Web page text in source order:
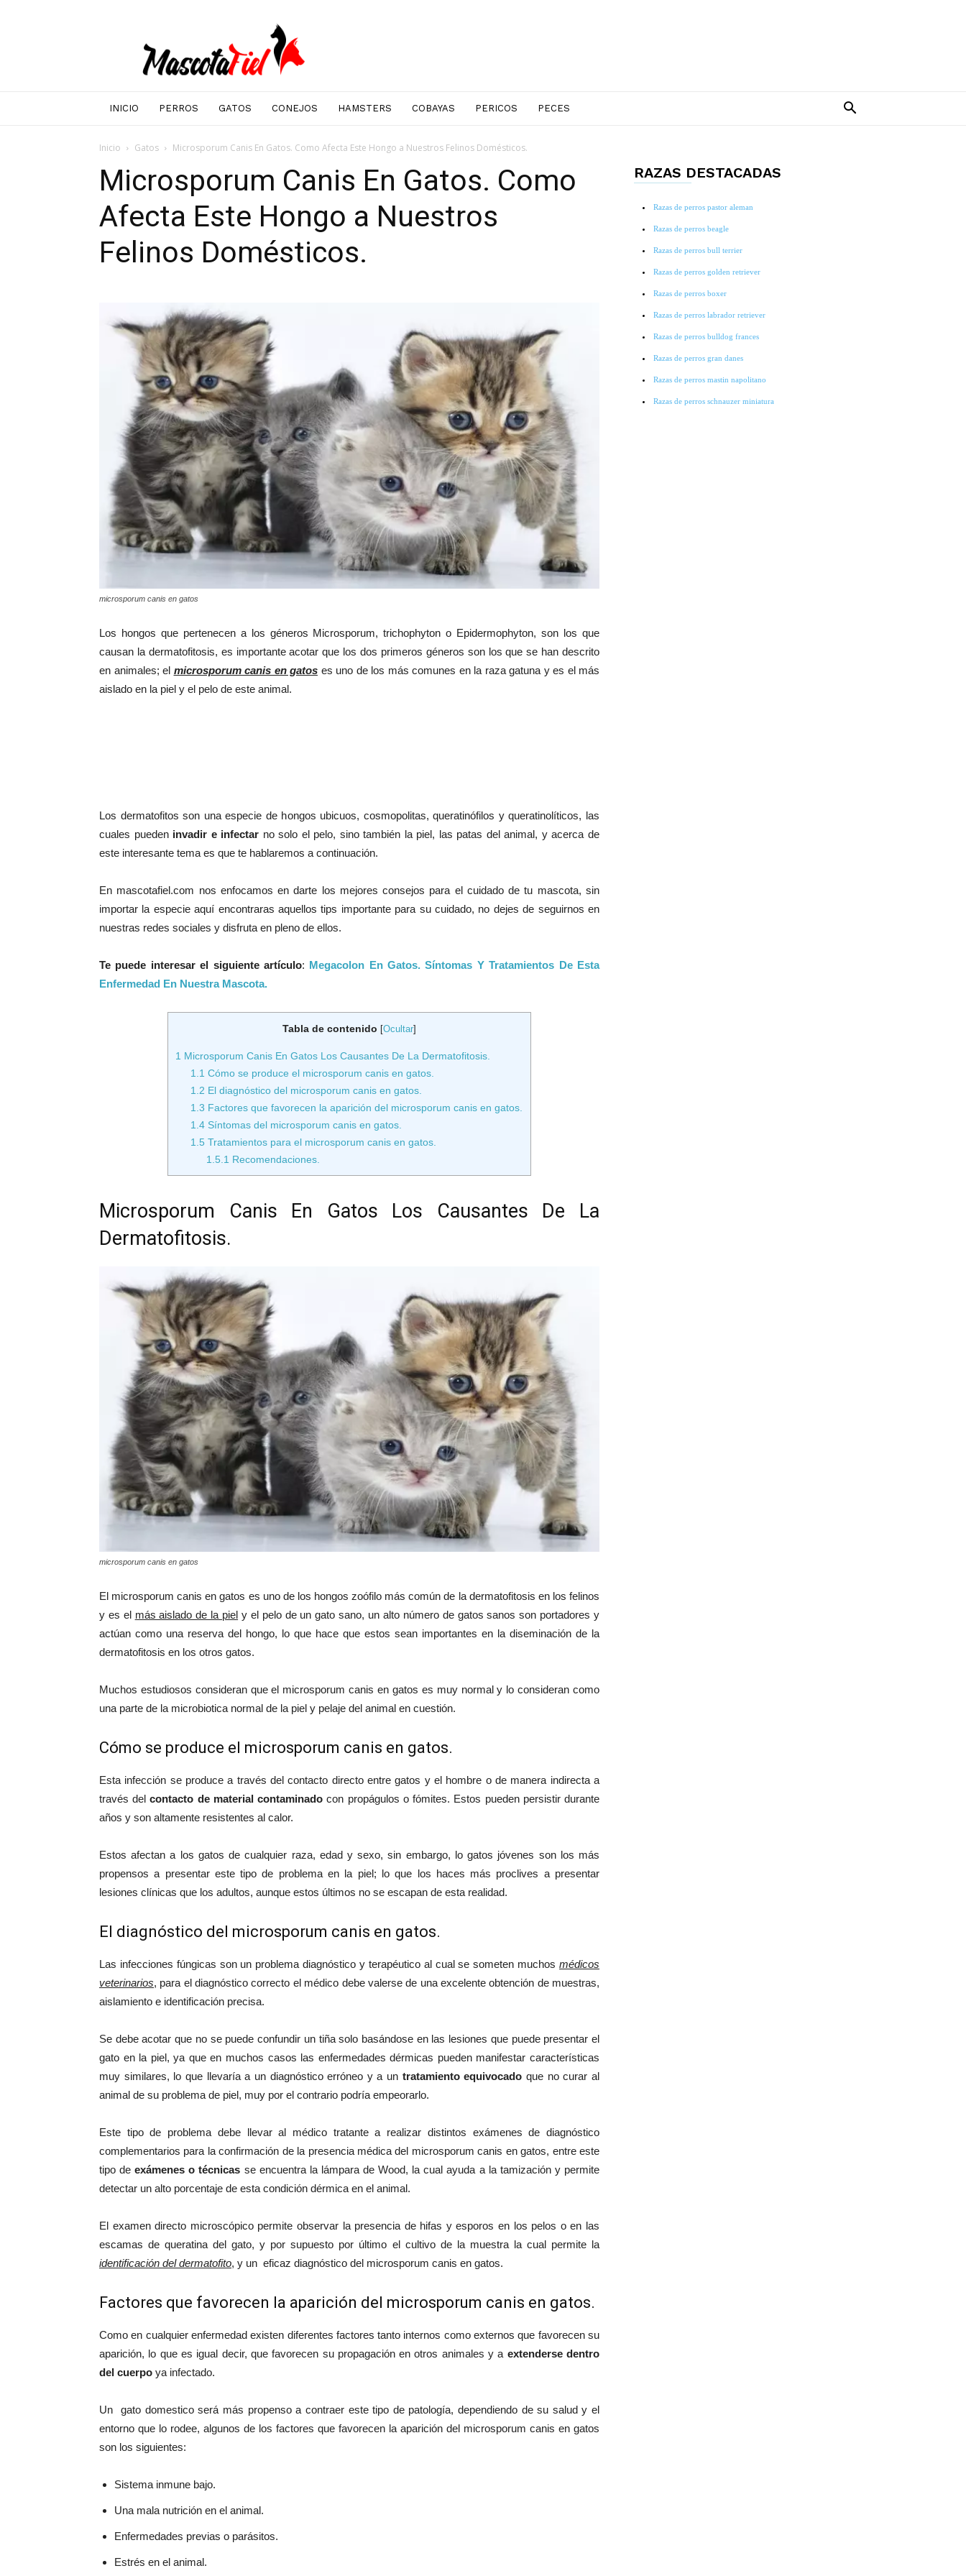
Mascotafiel
INICIO PERROS GATOS CONEJOS HAMSTERS COBAYAS PERICOS PECES
Inicio Gatos Microsporum Canis En Gatos. Como Afecta Este Hongo a Nuestros Felinos Domésticos.
Microsporum Canis En Gatos. Como
Afecta Este Hongo a Nuestros
Felinos Domésticos.
microsporum canis en gatos
Los hongos que pertenecen a los géneros Microsporum, trichophyton o Epidermophyton, son los que
causan la dermatofitosis, es importante acotar que los dos primeros géneros son los que se han descrito
en animales; el microsporum canis en gatos es uno de los más comunes en la raza gatuna y es el más
aislado en la piel y el pelo de este animal.
Los dermatofitos son una especie de hongos ubicuos, cosmopolitas, queratinófilos y queratinolíticos, las
cuales pueden invadir e infectar no solo el pelo, sino también la piel, las patas del animal, y acerca de
este interesante tema es que te hablaremos a continuación.
En mascotafiel.com nos enfocamos en darte los mejores consejos para el cuidado de tu mascota, sin
importar la especie aquí encontraras aquellos tips importante para su cuidado, no dejes de seguirnos en
nuestras redes sociales y disfruta en pleno de ellos.
Te puede interesar el siguiente artículo: Megacolon En Gatos. Síntomas Y Tratamientos De Esta
Enfermedad En Nuestra Mascota.
Tabla de contenido [Ocultar]
1 Microsporum Canis En Gatos Los Causantes De La Dermatofitosis.
1.1 Cómo se produce el microsporum canis en gatos.
1.2 El diagnóstico del microsporum canis en gatos.
1.3 Factores que favorecen la aparición del microsporum canis en gatos.
1.4 Síntomas del microsporum canis en gatos.
1.5 Tratamientos para el microsporum canis en gatos.
1.5.1 Recomendaciones.
Microsporum Canis En Gatos Los Causantes De La
Dermatofitosis.
microsporum canis en gatos
El microsporum canis en gatos es uno de los hongos zoófilo más común de la dermatofitosis en los felinos
y es el más aislado de la piel y el pelo de un gato sano, un alto número de gatos sanos son portadores y
actúan como una reserva del hongo, lo que hace que estos sean importantes en la diseminación de la
dermatofitosis en los otros gatos.
Muchos estudiosos consideran que el microsporum canis en gatos es muy normal y lo consideran como
una parte de la microbiotica normal de la piel y pelaje del animal en cuestión.
Cómo se produce el microsporum canis en gatos.
Esta infección se produce a través del contacto directo entre gatos y el hombre o de manera indirecta a
través delcontacto de material contaminado con propágulos o fómites. Estos pueden persistir durante
años y son altamente resistentes al calor.
Estos afectan a los gatos de cualquier raza, edad y sexo, sin embargo, lo gatos jóvenes son los más
propensos a presentar este tipo de problema en la piel; lo que los haces más proclives a presentar
lesiones clínicas que los adultos, aunque estos últimos no se escapan de esta realidad.
El diagnóstico del microsporum canis en gatos.
Las infecciones fúngicas son un problema diagnóstico y terapéutico al cual se someten muchos médicos
veterinarios, para el diagnóstico correcto el médico debe valerse de una excelente obtención de muestras,
aislamiento e identificación precisa.
Se debe acotar que no se puede confundir un tiña solo basándose en las lesiones que puede presentar el
gato en la piel, ya que en muchos casos las enfermedades dérmicas pueden manifestar características
muy similares, lo que llevaría a un diagnóstico erróneo y a un tratamiento equivocado que no curar al
animal de su problema de piel, muy por el contrario podría empeorarlo.
Este tipo de problema debe llevar al médico tratante a realizar distintos exámenes de diagnóstico
complementarios para la confirmación de la presencia médica del microsporum canis en gatos, entre este
tipo deexámenes o técnicas se encuentra la lámpara de Wood, la cual ayuda a la tamización y permite
detectar un alto porcentaje de esta condición dérmica en el animal.
El examen directo microscópico permite observar la presencia de hifas y esporos en los pelos o en las
escamas de queratina del gato, y por supuesto por último el cultivo de la muestra la cual permite la
identificación del dermatofito, y un eficaz diagnóstico del microsporum canis en gatos.
Factores que favorecen la aparición del microsporum canis en gatos.
Como en cualquier enfermedad existen diferentes factores tanto internos como externos que favorecen su
aparición, lo que es igual decir, que favorecen su propagación en otros animales y a extenderse dentro
del cuerpo ya infectado.
Un gato domestico será más propenso a contraer este tipo de patología, dependiendo de su salud y el
entorno que lo rodee, algunos de los factores que favorecen la aparición del microsporum canis en gatos
son los siguientes:
Sistema inmune bajo.
Una mala nutrición en el animal.
Enfermedades previas o parásitos.
Estrés en el animal.
RAZAS DESTACADAS
Razas de perros pastor aleman
Razas de perros beagle
Razas de perros bull terrier
Razas de perros golden retriever
Razas de perros boxer
Razas de perros labrador retriever
Razas de perros bulldog frances
Razas de perros gran danes
Razas de perros mastin napolitano
Razas de perros schnauzer miniatura